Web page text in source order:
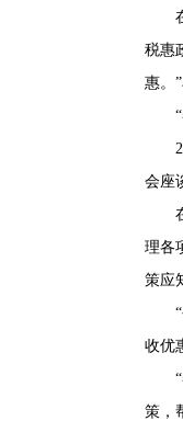
税惠
惠。
会座
理各
策应
收优
策，